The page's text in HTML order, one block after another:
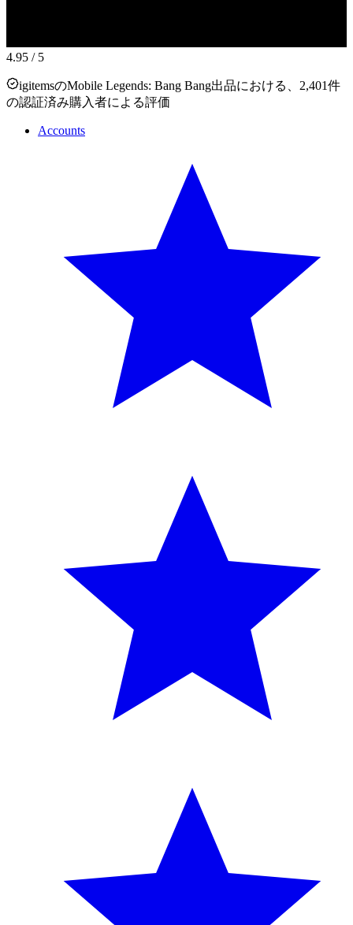
4.95 / 5
igitemsのMobile Legends: Bang Bang出品における、2,401件
の認証済み購入者による評価
Accounts